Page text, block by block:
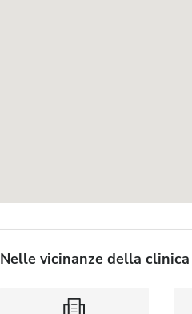
Nelle vicinanze della clinica